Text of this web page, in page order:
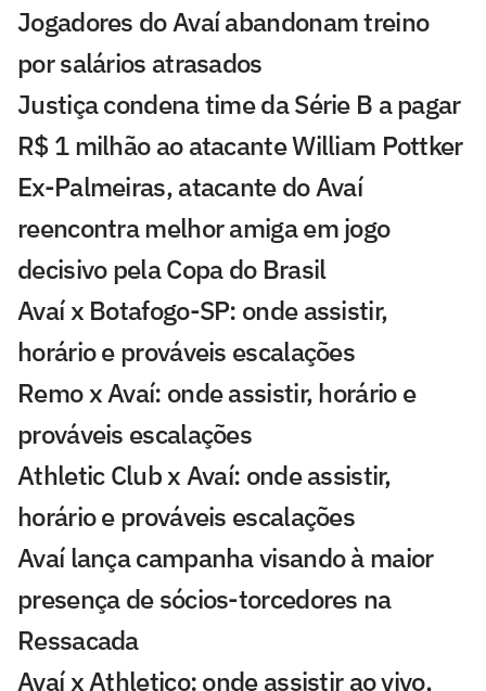
Jogadores do Avaí abandonam treino
por salários atrasados
Justiça condena time da Série B a pagar
R$ 1 milhão ao atacante William Pottker
Ex-Palmeiras, atacante do Avaí
reencontra melhor amiga em jogo
decisivo pela Copa do Brasil
Avaí x Botafogo-SP: onde assistir,
horário e prováveis escalações
Remo x Avaí: onde assistir, horário e
prováveis escalações
Athletic Club x Avaí: onde assistir,
horário e prováveis escalações
Avaí lança campanha visando à maior
presença de sócios-torcedores na
Ressacada
Avaí x Athletico: onde assistir ao vivo,